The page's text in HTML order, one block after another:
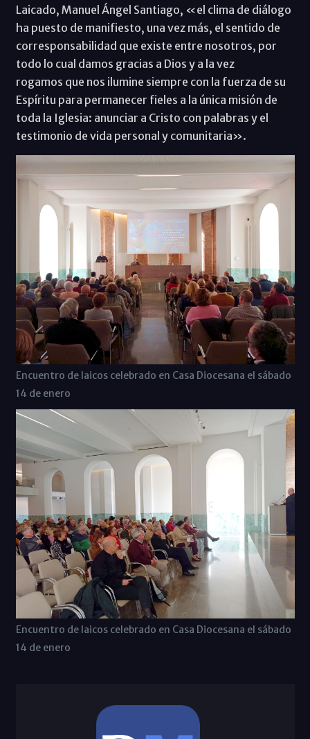
Laicado, Manuel Ángel Santiago, «el clima de diálogo
ha puesto de manifiesto, una vez más, el sentido de
corresponsabilidad que existe entre nosotros, por
todo lo cual damos gracias a Dios y a la vez
rogamos que nos ilumine siempre con la fuerza de su
Espíritu para permanecer fieles a la única misión de
toda la Iglesia: anunciar a Cristo con palabras y el
testimonio de vida personal y comunitaria».
Encuentro de laicos celebrado en Casa Diocesana el sábado
14 de enero
Encuentro de laicos celebrado en Casa Diocesana el sábado
14 de enero